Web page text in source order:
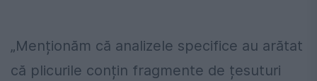
„Menționăm că analizele specifice au arătat
că plicurile conțin fragmente de țesuturi